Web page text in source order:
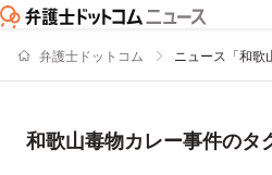
弁護士ドットコム ニュース「和歌
和歌山毒物カレー事件のタ